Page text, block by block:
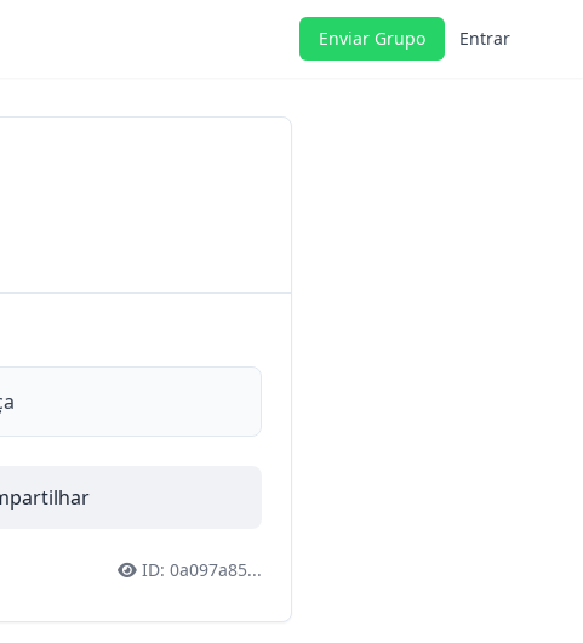
Enviar Grupo Entrar
ID: 0a097a85...